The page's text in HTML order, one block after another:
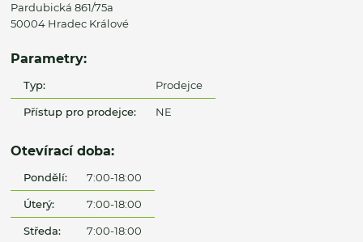
Pardubická 861/75a
50004 Hradec Králové
Parametry:
Typ: Prodejce
Přístup pro prodejce: NE
Otevírací doba:
Pondělí: 7:00-18:00
Úterý: 7:00-18:00
Středa: 7:00-18:00